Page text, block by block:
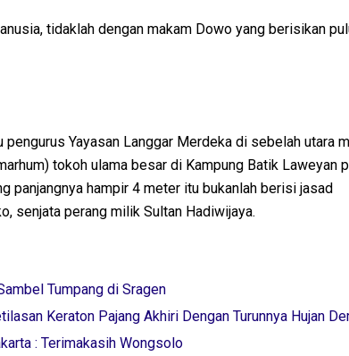
tidaklah dengan makam Dowo yang berisikan
Yayasan Langgar Merdeka di sebelah utara
tokoh ulama besar di Kampung Batik Laweyan
panjangnya hampir 4 meter itu bukanlah berisi jasad
senjata perang milik Sultan Hadiwijaya.
Tumpang di Sragen
Keraton Pajang Akhiri Dengan Turunnya Hujan
: Terimakasih Wongsolo